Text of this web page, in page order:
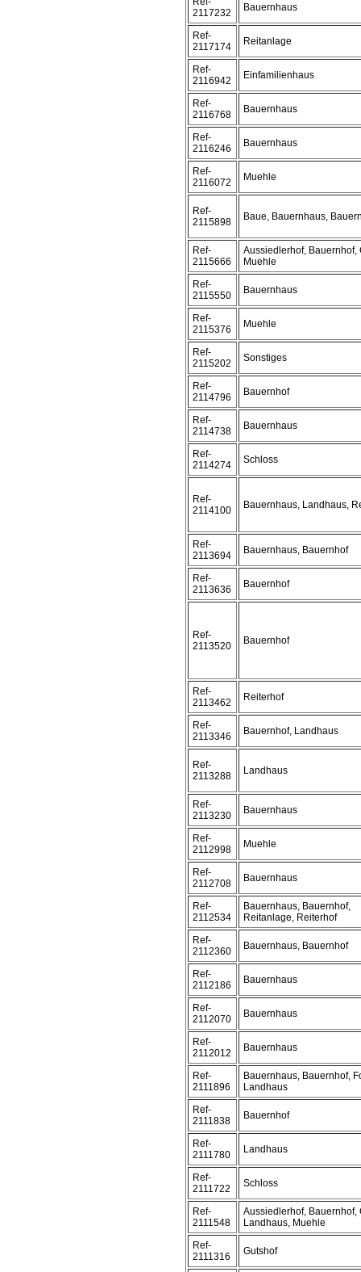
2117232
Bauernhaus
Ref-
2117174
Reitanlage
Ref-
2116942
Einfamilienhaus
Ref-
2116768
Bauernhaus
Ref-
2116246
Bauernhaus
Ref-
2116072
Muehle
Ref-
2115898
Baue, Bauernhaus,
Ref-
2115666
Aussiedlerhof, Bauernhof,
Muehle
Ref-
2115550
Bauernhaus
Ref-
2115376
Muehle
Ref-
2115202
Sonstiges
Ref-
2114796
Bauernhof
Ref-
2114738
Bauernhaus
Ref-
2114274
Schloss
Ref-
2114100
Bauernhaus, Landhaus,
Ref-
2113694
Bauernhaus, Bauernhof
Ref-
2113636
Bauernhof
Ref-
2113520
Bauernhof
Ref-
2113462
Reiterhof
Ref-
2113346
Bauernhof, Landhaus
Ref-
2113288
Landhaus
Ref-
2113230
Bauernhaus
Ref-
2112998
Muehle
Ref-
2112708
Bauernhaus
Ref-
2112534
Bauernhaus, Bauernhof,
Reitanlage, Reiterhof
Ref-
2112360
Bauernhaus, Bauernhof
Ref-
2112186
Bauernhaus
Ref-
2112070
Bauernhaus
Ref-
2112012
Bauernhaus
Ref-
2111896
Bauernhaus, Bauernhof,
Landhaus
Ref-
2111838
Bauernhof
Ref-
2111780
Landhaus
Ref-
2111722
Schloss
Ref-
2111548
Aussiedlerhof, Bauernhof,
Landhaus, Muehle
Ref-
2111316
Gutshof